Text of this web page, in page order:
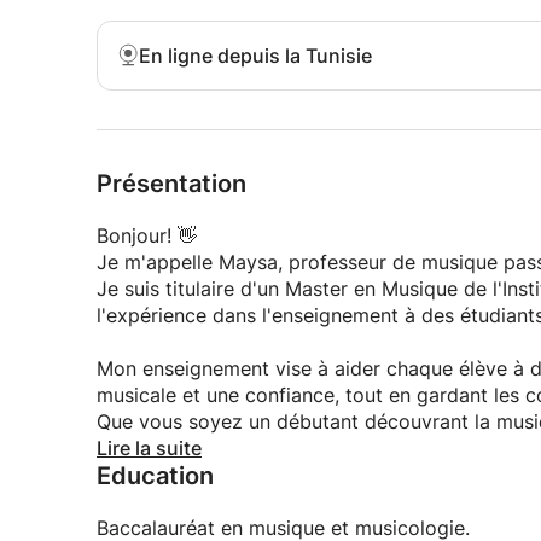
morceaux et des chansons connus de manière
à l'apprentissage par cœur, mais privilégieront
ainsi de progresser rapidement et de façon
Le programme mettra également l'accent sur
la coordination œil-main, la précision
motivera fortement à poursuivre.
choisis en fonction de vos goûts musicaux, ce
L'objectif n'est pas seulement d'apprendre,
d'accomplissement dès le début.
Si vous cherchez une méthode rapide et
lancer sereinement dans votre parcours musical.
En ligne depuis la Tunisie
Présentation
Bonjour! 👋
Je m'appelle Maysa, professeur de musique
Je suis titulaire d'un Master en Musique de
l'expérience dans l'enseignement à des
Mon enseignement vise à aider chaque élève à
musicale et une confiance, tout en gardant les
Que vous soyez un débutant découvrant la
préparant à des performances, je vous guiderai
Faisons de la musique ensemble !
Lire la suite
Education
Baccalauréat en musique et musicologie.